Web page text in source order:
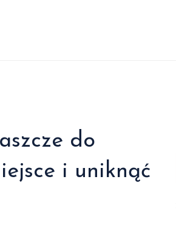
do
i uniknąć